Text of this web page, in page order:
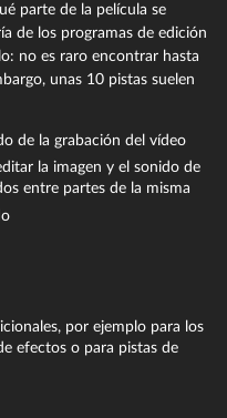
parte de la película se
de los programas de edición
no es raro encontrar hasta
unas 10 pistas suelen
de la grabación del vídeo
la imagen y el sonido de
entre partes de la misma
por ejemplo para los
efectos o para pistas de